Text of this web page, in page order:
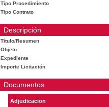
Tipo Procedimiento
Tipo Contrato
Descripción
Título/Resumen
Objeto
Expediente
Importe Licitación
Documentos
Adjudicacion